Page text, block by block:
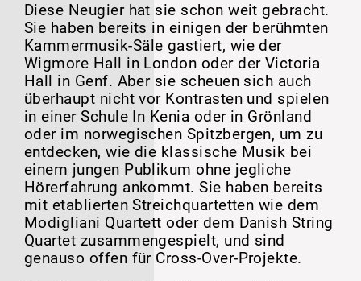
Diese Neugier hat sie schon weit gebracht.
Sie haben bereits in einigen der berühmten
Kammermusik-Säle gastiert, wie der
Wigmore Hall in London oder der Victoria
Hall in Genf. Aber sie scheuen sich auch
überhaupt nicht vor Kontrasten und spielen
in einer Schule In Kenia oder in Grönland
oder im norwegischen Spitzbergen, um zu
entdecken, wie die klassische Musik bei
einem jungen Publikum ohne jegliche
Hörerfahrung ankommt. Sie haben bereits
mit etablierten Streichquartetten wie dem
Modigliani Quartett oder dem Danish String
Quartet zusammengespielt, und sind
genauso offen für Cross-Over-Projekte.